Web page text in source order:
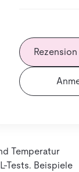
harte
oder
Temperatur
Tests. Beispiele